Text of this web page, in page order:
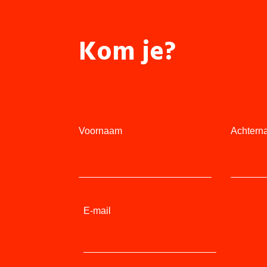
Kom je?
Voornaam
E-mail